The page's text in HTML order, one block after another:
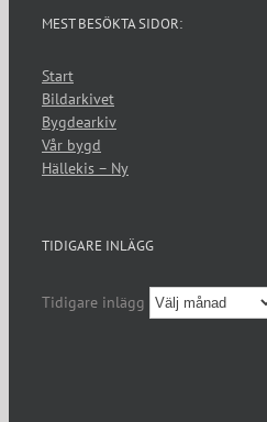
MEST BESÖKTA SIDOR:
Start
Bildarkivet
Bygdearkiv
Vår bygd
Hällekis – Ny
TIDIGARE INLÄGG
Tidigare inlägg